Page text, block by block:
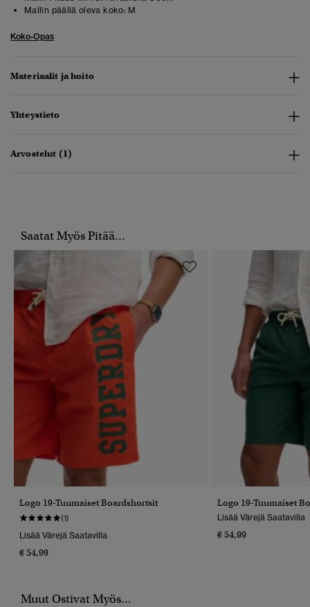
Mallin päällä oleva koko: M
Koko-Opas
Materiaalit ja hoito
Yhteystieto
Arvostelut (1)
Saatat Myös Pitää...
Logo 19-Tuumaiset Boardshortsit
(1)
Lisää Värejä Saatavilla
€ 54,99
Logo 19-Tuumaiset
Lisää Värejä Saatavilla
€ 54,99
Muut Ostivat Myös...